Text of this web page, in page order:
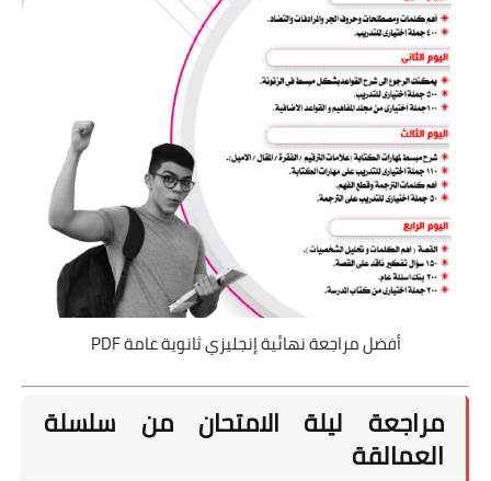
أفضل مراجعة نهائية إنجليزي ثانوية عامة PDF
مراجعة ليلة الامتحان من سلسلة
العمالقة